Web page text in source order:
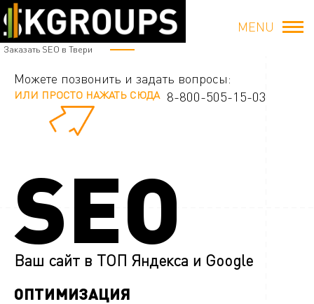
Заказать SEO в Твери
MENU
Можете позвонить и задать вопросы:
ИЛИ ПРОСТО НАЖАТЬ СЮДА 8-800-505-15-03
SEO
Ваш сайт в ТОП Яндекса и Google
ОПТИМИЗАЦИЯ